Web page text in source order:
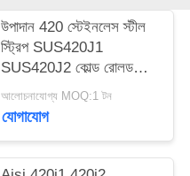
উপাদান 420 স্টেইনলেস স্টীল
স্ট্রিপ SUS420J1
SUS420J2 কোল্ড রোলড
আলোচনাযোগ্য MOQ:1 টন
যোগাযোগ